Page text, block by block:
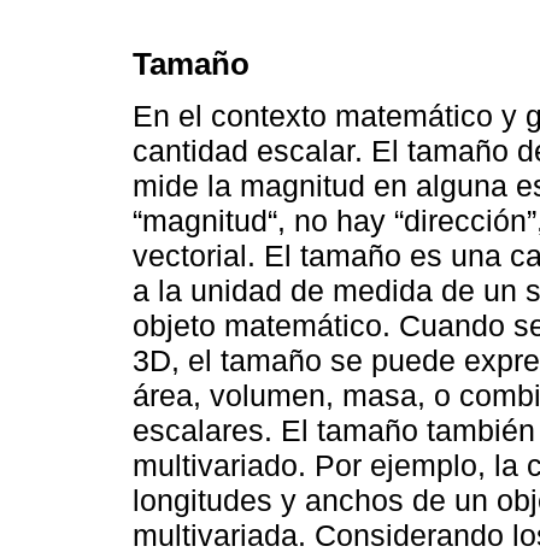
Tamaño
En el contexto matemático y
cantidad escalar. El tamaño
mide la magnitud en alguna
“magnitud“, no hay
vectorial. El tamaño es una
a la unidad de medida de un
objeto matemático. Cuando
3D, el tamaño se puede
área, volumen, masa, o
escalares. El tamaño
multivariado. Por ejemplo, la
longitudes y anchos de un
multivariada. Considerando